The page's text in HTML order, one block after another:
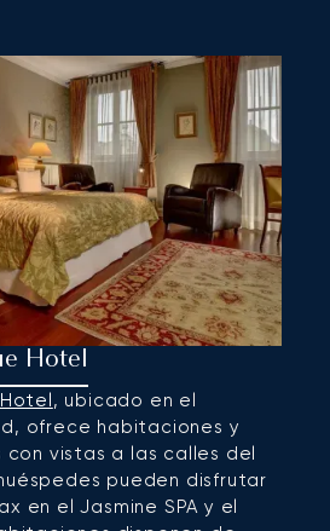
Hotel
, ubicado en el
ofrece habitaciones y
vistas a las calles del
pueden disfrutar
en el Jasmine SPA y el